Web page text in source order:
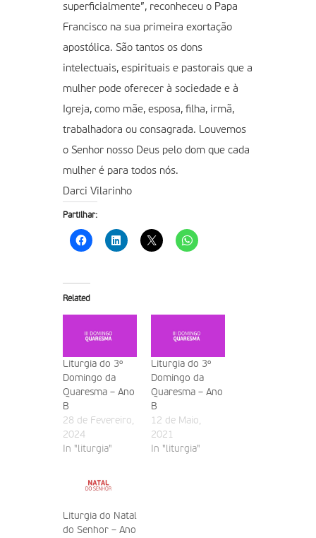
superficialmente”, reconheceu o Papa
Francisco na sua primeira exortação
apostólica. São tantos os dons
intelectuais, espirituais e pastorais que a
mulher pode oferecer à sociedade e à
Igreja, como mãe, esposa, filha, irmã,
trabalhadora ou consagrada. Louvemos
o Senhor nosso Deus pelo dom que cada
mulher é para todos nós.
Darci Vilarinho
Partilhar:
Related
Liturgia do 3º
Domingo da
Quaresma – Ano
B
28 de Fevereiro,
2024
In "liturgia"
Liturgia do 3º
Domingo da
Quaresma – Ano
B
12 de Maio,
2021
In "liturgia"
Liturgia do Natal
do Senhor – Ano